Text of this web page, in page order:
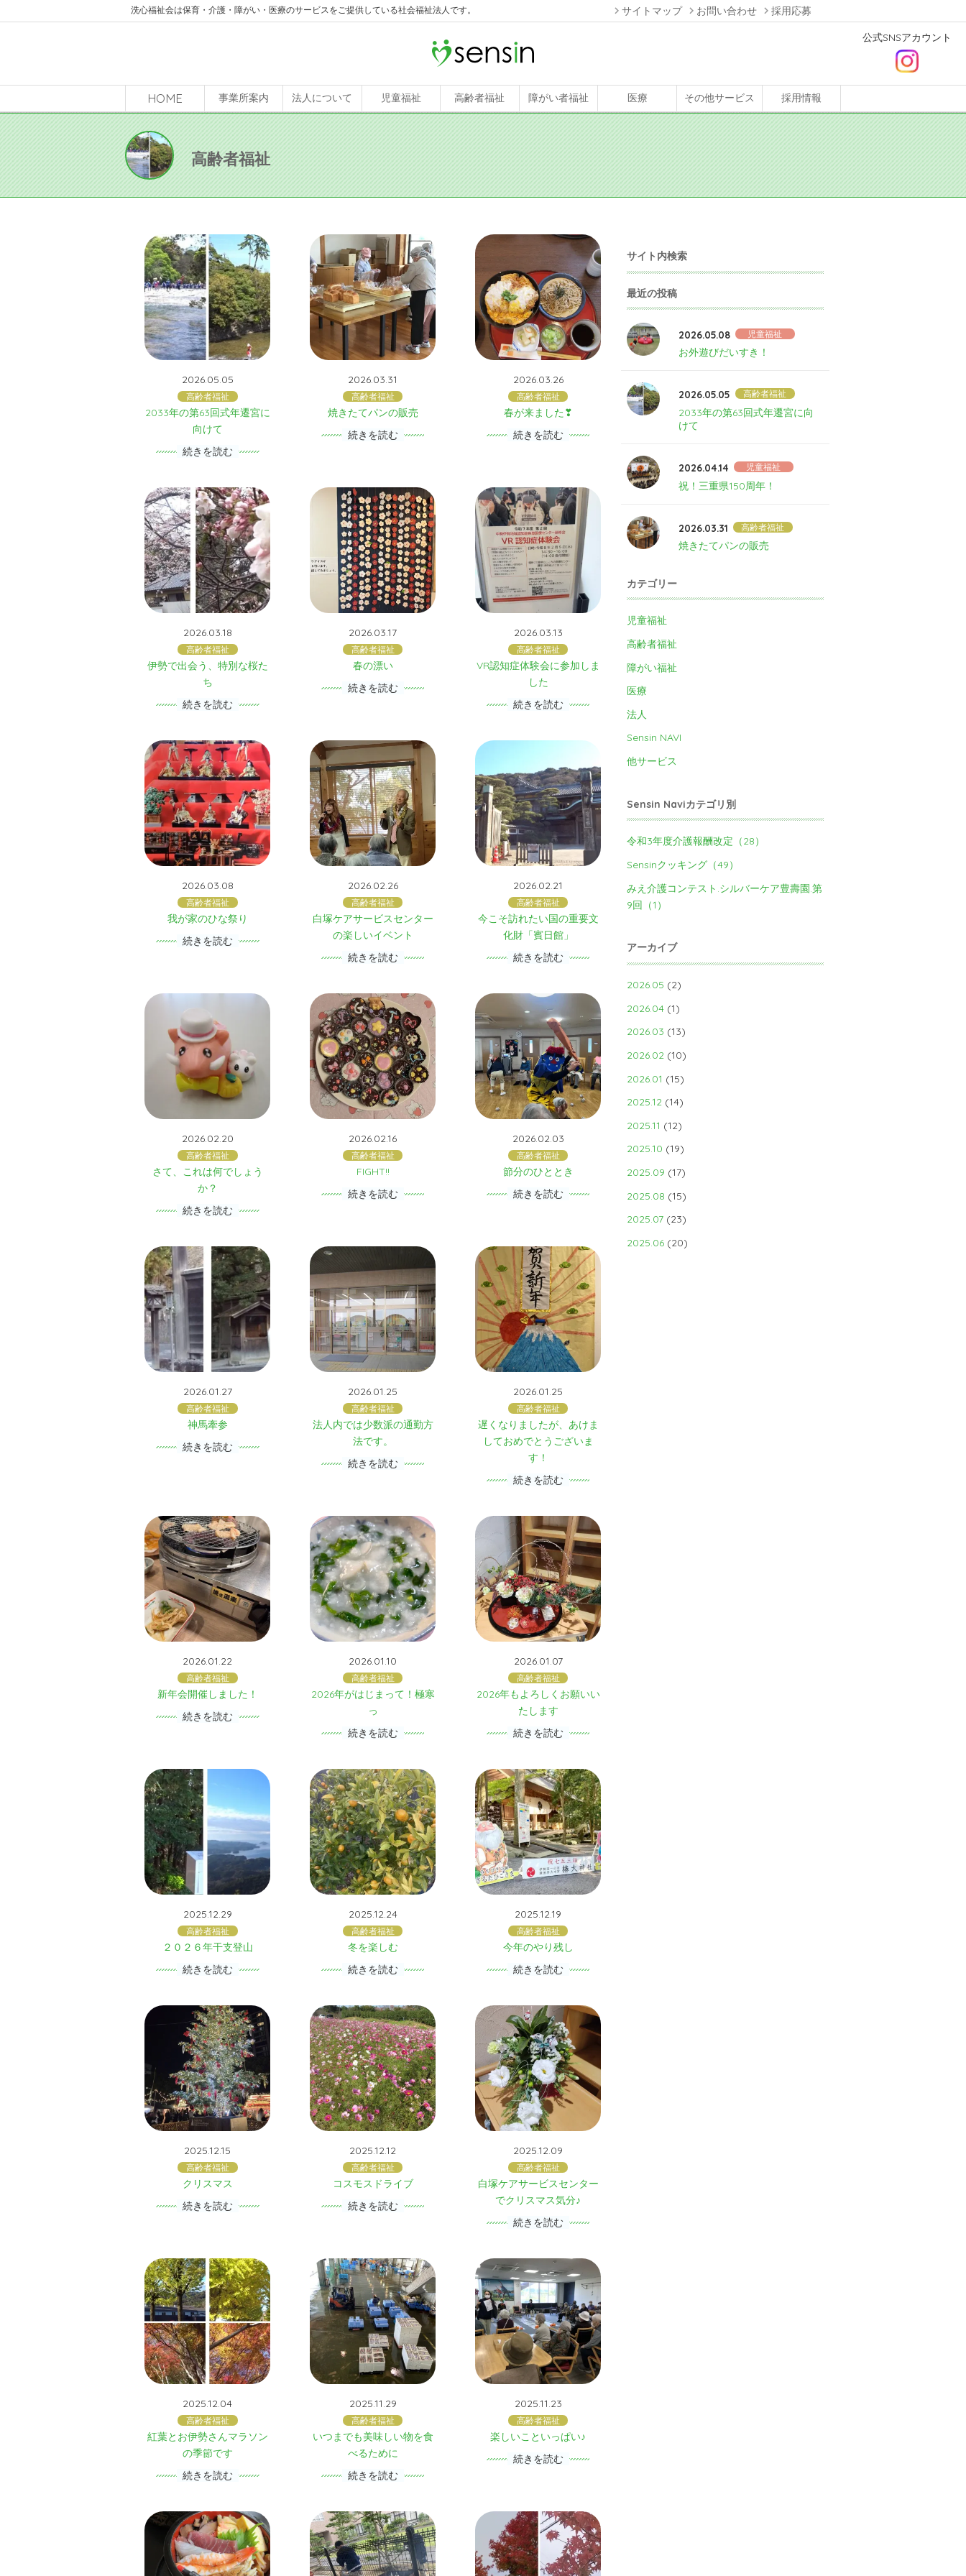
洗心福祉会は保育・介護・障がい・医療のサービスをご提供している社会福祉法人です。 サイトマップ お問い合わせ 採用応募
公式SNSアカウント
HOME 事業所案内 法人について 児童福祉 高齢者福祉 障がい者福祉 医療 その他サービス 採用情報
高齢者福祉
2026.05.05
高齢者福祉
2033年の第63回式年遷宮に
向けて
続きを読む
2026.03.31
高齢者福祉
焼きたてパンの販売
続きを読む
2026.03.26
高齢者福祉
春が来ました❣
続きを読む
2026.03.18
高齢者福祉
伊勢で出会う、特別な桜た
ち
続きを読む
2026.03.17
高齢者福祉
春の漂い
続きを読む
2026.03.13
高齢者福祉
VR認知症体験会に参加しま
した
続きを読む
2026.03.08
高齢者福祉
我が家のひな祭り
続きを読む
2026.02.26
高齢者福祉
白塚ケアサービスセンター
の楽しいイベント
続きを読む
2026.02.21
高齢者福祉
今こそ訪れたい国の重要文
化財「賓日館」
続きを読む
2026.02.20
高齢者福祉
さて、これは何でしょう
か？
続きを読む
2026.02.16
高齢者福祉
FIGHT!!
続きを読む
2026.02.03
高齢者福祉
節分のひととき
続きを読む
2026.01.27
高齢者福祉
神馬牽参
続きを読む
2026.01.25
高齢者福祉
法人内では少数派の通勤方
法です。
続きを読む
2026.01.25
高齢者福祉
遅くなりましたが、あけま
しておめでとうございま
す！
続きを読む
2026.01.22
高齢者福祉
新年会開催しました！
続きを読む
2026.01.10
高齢者福祉
2026年がはじまって！極寒
っ
続きを読む
2026.01.07
高齢者福祉
2026年もよろしくお願いい
たします
続きを読む
2025.12.29
高齢者福祉
２０２６年干支登山
続きを読む
2025.12.24
高齢者福祉
冬を楽しむ
続きを読む
2025.12.19
高齢者福祉
今年のやり残し
続きを読む
2025.12.15
高齢者福祉
クリスマス
続きを読む
2025.12.12
高齢者福祉
コスモスドライブ
続きを読む
2025.12.09
高齢者福祉
白塚ケアサービスセンター
でクリスマス気分♪
続きを読む
2025.12.04
高齢者福祉
紅葉とお伊勢さんマラソン
の季節です
続きを読む
2025.11.29
高齢者福祉
いつまでも美味しい物を食
べるために
続きを読む
2025.11.23
高齢者福祉
楽しいこといっぱい♪
続きを読む
サイト内検索
最近の投稿
2026.05.08 児童福祉
お外遊びだいすき！
2026.05.05 高齢者福祉
2033年の第63回式年遷宮に向
けて
2026.04.14 児童福祉
祝！三重県150周年！
2026.03.31 高齢者福祉
焼きたてパンの販売
カテゴリー
児童福祉
高齢者福祉
障がい福祉
医療
法人
Sensin NAVI
他サービス
Sensin Naviカテゴリ別
令和3年度介護報酬改定（28）
Sensinクッキング（49）
みえ介護コンテスト.シルバーケア豊壽園.第
9回（1）
アーカイブ
2026.05 (2)
2026.04(1)
2026.03 (13)
2026.02(10)
2026.01 (15)
2025.12(14)
2025.11 (12)
2025.10 (19)
2025.09 (17)
2025.08 (15)
2025.07(23)
2025.06(20)